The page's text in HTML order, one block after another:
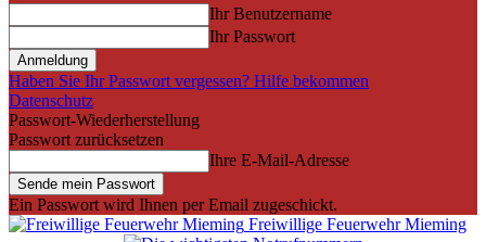
Ihr Benutzername
Ihr Passwort
Haben Sie Ihr Passwort vergessen? Hilfe bekommen
Datenschutz
Passwort-Wiederherstellung
Passwort zurücksetzen
Ihre E-Mail-Adresse
Ein Passwort wird Ihnen per Email zugeschickt.
Freiwillige Feuerwehr Mieming